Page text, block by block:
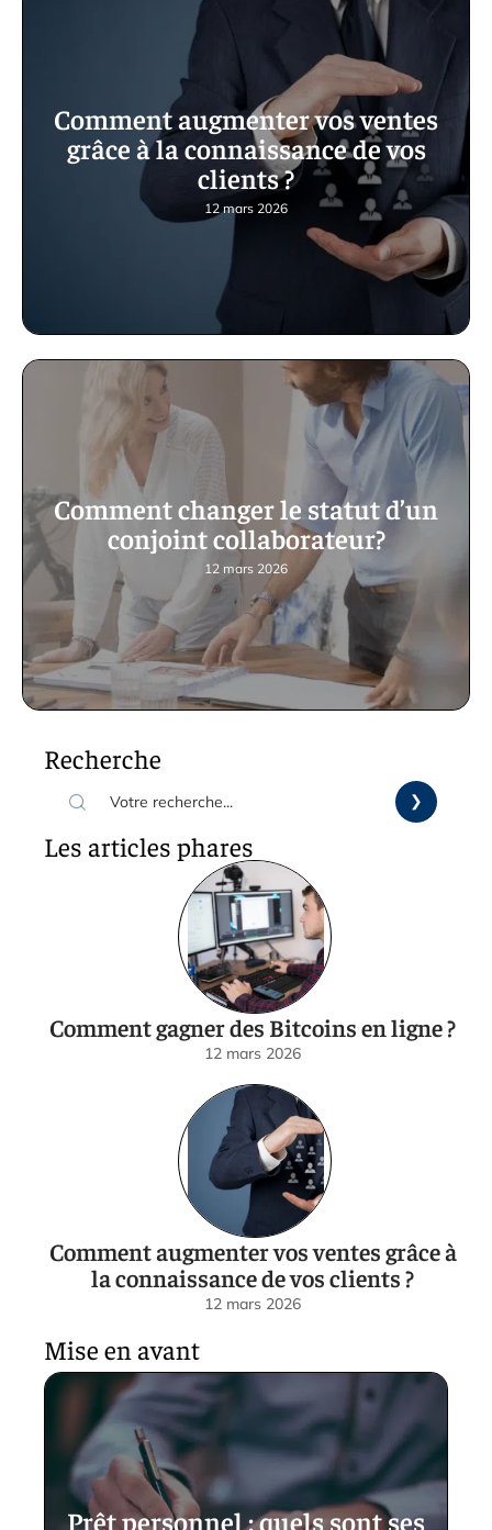
Comment augmenter vos ventes
grâce à la connaissance de vos
clients ?
12 mars 2026
Comment changer le statut d’un
conjoint collaborateur?
12 mars 2026
Recherche
Les articles phares
Comment gagner des Bitcoins en ligne ?
12 mars 2026
Comment augmenter vos ventes grâce à
la connaissance de vos clients ?
12 mars 2026
Mise en avant
Prêt personnel : quels sont ses